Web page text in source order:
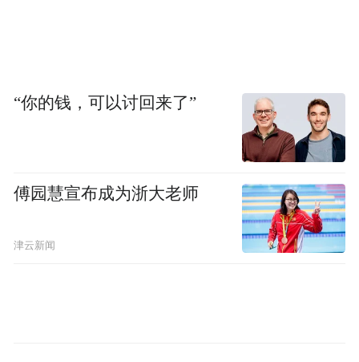
“你的钱，可以讨回来了”
傅园慧宣布成为浙大老师
津云新闻